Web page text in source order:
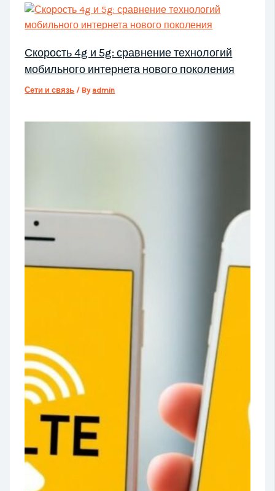
Скорость 4g и 5g: сравнение технологий
мобильного интернета нового поколения
Сети и связь / By admin